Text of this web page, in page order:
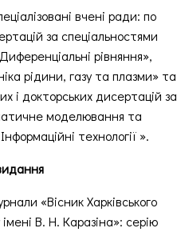
вчені ради: по
за спеціальностями
рівняння»,
рідини, газу та плазми» та
і докторських дисертацій за
моделювання та
технології ».
«Вісник Харківського
В. Н. Каразіна»: серію